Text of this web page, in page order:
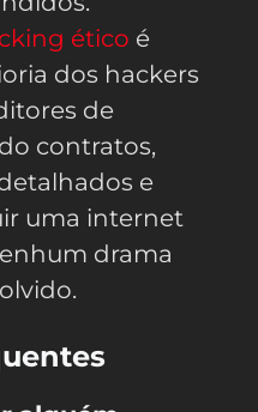
ético é
dos hackers
de
contratos,
e
uma internet
drama